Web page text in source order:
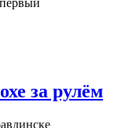
за рулём